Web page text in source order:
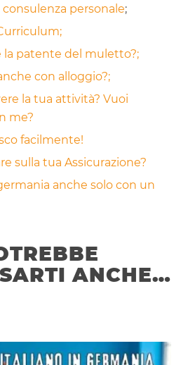
personale;
la patente del muletto?;
con alloggio?;
la tua attività? Vuoi
me?
facilmente!
sulla tua Assicurazione?
anche solo con un
ANCHE…